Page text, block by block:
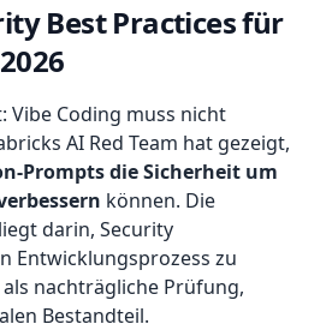
Best Practices für
Vibe Coding muss nicht
AI Red Team hat gezeigt,
Prompts die Sicherheit um
können. Die
darin, Security
Entwicklungsprozess zu
nachträgliche Prüfung,
Bestandteil.